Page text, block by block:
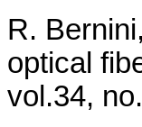
R.
optical
vol.34,